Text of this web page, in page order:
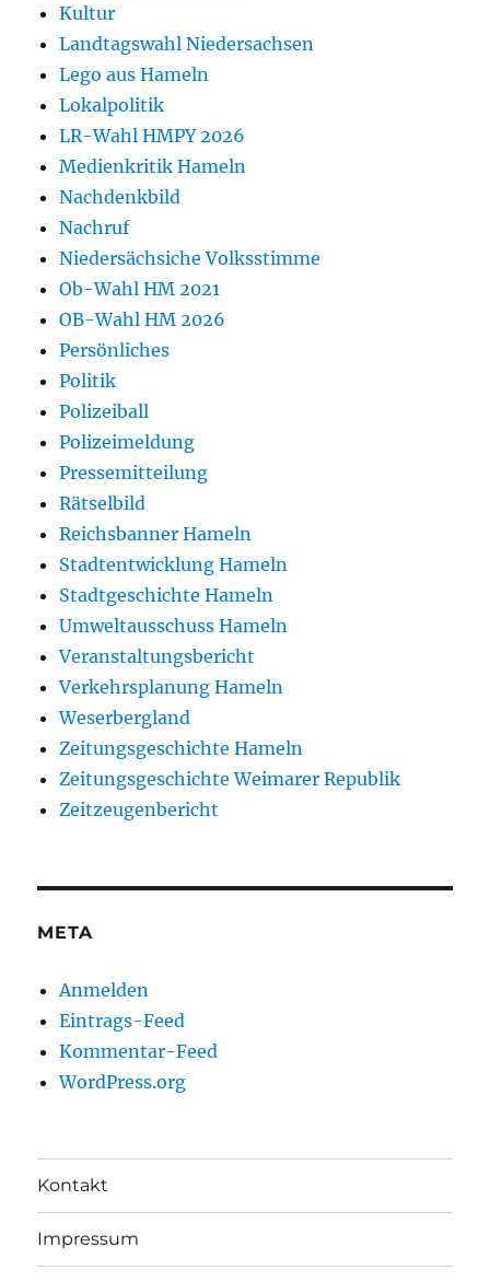
Kultur
Landtagswahl Niedersachsen
Lego aus Hameln
Lokalpolitik
LR-Wahl HMPY 2026
Medienkritik Hameln
Nachdenkbild
Nachruf
Niedersächsiche Volksstimme
Ob-Wahl HM 2021
OB-Wahl HM 2026
Persönliches
Politik
Polizeiball
Polizeimeldung
Pressemitteilung
Rätselbild
Reichsbanner Hameln
Stadtentwicklung Hameln
Stadtgeschichte Hameln
Umweltausschuss Hameln
Veranstaltungsbericht
Verkehrsplanung Hameln
Weserbergland
Zeitungsgeschichte Hameln
Zeitungsgeschichte Weimarer Republik
Zeitzeugenbericht
META
Anmelden
Eintrags-Feed
Kommentar-Feed
WordPress.org
Kontakt
Impressum